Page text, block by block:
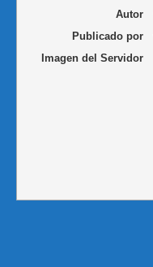
Autor
Publicado por
Imagen del Servidor